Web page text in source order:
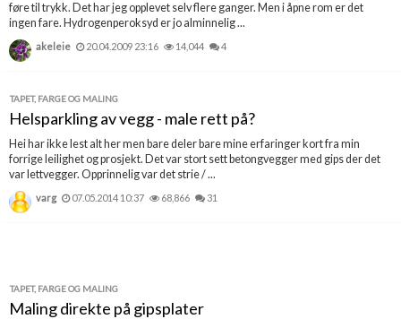
føre til trykk. Det har jeg opplevet selv flere ganger. Men i åpne rom er det
ingen fare. Hydrogenperoksyd er jo alminnelig ...
akeleie 20.04.2009 23:16 14,044 4
TAPET, FARGE OG MALING
Helsparkling av vegg - male rett på?
Hei har ikke lest alt her men bare deler bare mine erfaringer kort fra min
forrige leilighet og prosjekt. Det var stort sett betongvegger med gips der det
var lettvegger. Opprinnelig var det strie / ...
varg 07.05.2014 10:37 68,866 31
TAPET, FARGE OG MALING
Maling direkte på gipsplater